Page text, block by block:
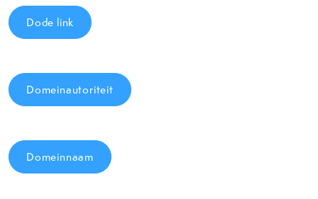
Dode link
Domeinautoriteit
Domeinnaam